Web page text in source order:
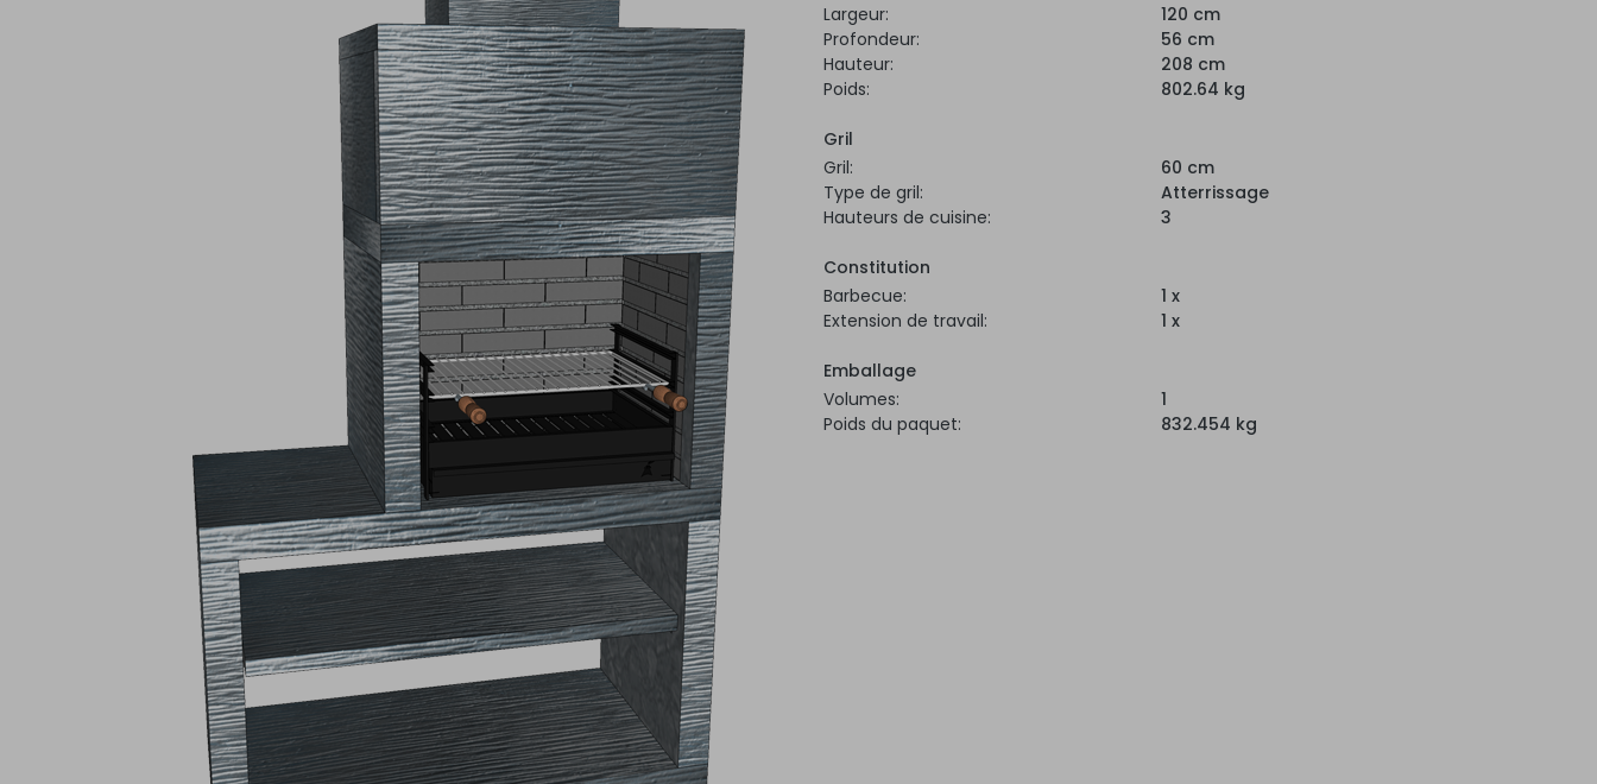
Largeur:
120 cm
Profondeur:
56 cm
Hauteur:
208 cm
Poids:
802.64 kg
Gril
Gril:
60 cm
Type de gril:
Atterrissage
Hauteurs de cuisine:
3
Constitution
Barbecue:
1 x
Extension de travail:
1 x
Emballage
Volumes:
1
Poids du paquet:
832.454 kg